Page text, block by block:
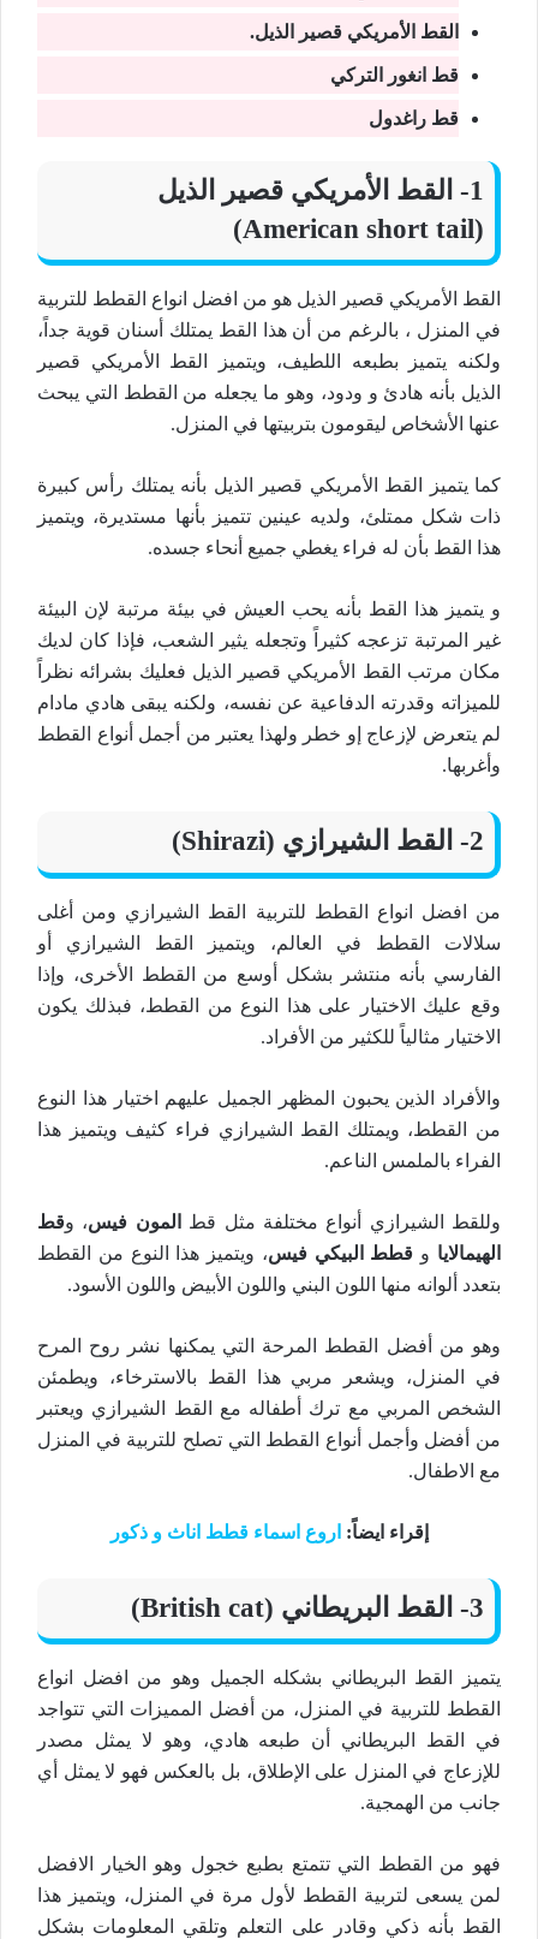
القط الأمريكي قصير الذيل.
قط انغور التركي
قط راغدول
1- القط الأمريكي قصير الذيل
(American short tail)
القط الأمريكي قصير الذيل هو من افضل انواع القطط للتربية
في المنزل ، بالرغم من أن هذا القط يمتلك أسنان قوية جداً،
ولكنه يتميز بطبعه اللطيف، ويتميز القط الأمريكي قصير
الذيل بأنه هادئ و ودود، وهو ما يجعله من القطط التي يبحث
عنها الأشخاص ليقومون بتربيتها في المنزل.
كما يتميز القط الأمريكي قصير الذيل بأنه يمتلك رأس كبيرة
ذات شكل ممتلئ، ولديه عينين تتميز بأنها مستديرة، ويتميز
هذا القط بأن له فراء يغطي جميع أنحاء جسده.
و يتميز هذا القط بأنه يحب العيش في بيئة مرتبة لإن البيئة
غير المرتبة تزعجه كثيراً وتجعله يثير الشعب، فإذا كان لديك
مكان مرتب القط الأمريكي قصير الذيل فعليك بشرائه نظراً
للميزاته وقدرته الدفاعية عن نفسه، ولكنه يبقى هادي مادام
لم يتعرض لإزعاج إو خطر ولهذا يعتبر من أجمل أنواع القطط
وأغربها.
2- القط الشيرازي (Shirazi)
من افضل انواع القطط للتربية القط الشيرازي ومن أغلى
سلالات القطط في العالم، ويتميز القط الشيرازي أو
الفارسي بأنه منتشر بشكل أوسع من القطط الأخرى، وإذا
وقع عليك الاختيار على هذا النوع من القطط، فبذلك يكون
الاختيار مثالياً للكثير من الأفراد.
والأفراد الذين يحبون المظهر الجميل عليهم اختيار هذا النوع
من القطط، ويمتلك القط الشيرازي فراء كثيف ويتميز هذا
الفراء بالملمس الناعم.
وللقط الشيرازي أنواع مختلفة مثل قط المون فيس، وقط
الهيمالايا و قطط البيكي فيس، ويتميز هذا النوع من القطط
بتعدد ألوانه منها اللون البني واللون الأبيض واللون الأسود.
وهو من أفضل القطط المرحة التي يمكنها نشر روح المرح
في المنزل، ويشعر مربي هذا القط بالاسترخاء، ويطمئن
الشخص المربي مع ترك أطفاله مع القط الشيرازي ويعتبر
من أفضل وأجمل أنواع القطط التي تصلح للتربية في المنزل
مع الاطفال.
إقراء ايضاً: اروع اسماء قطط اناث و ذكور
3- القط البريطاني (British cat)
يتميز القط البريطاني بشكله الجميل وهو من افضل انواع
القطط للتربية في المنزل، من أفضل المميزات التي تتواجد
في القط البريطاني أن طبعه هادي، وهو لا يمثل مصدر
للإزعاج في المنزل على الإطلاق، بل بالعكس فهو لا يمثل أي
جانب من الهمجية.
فهو من القطط التي تتمتع بطبع خجول وهو الخيار الافضل
لمن يسعى لتربية القطط لأول مرة في المنزل، ويتميز هذا
القط بأنه ذكي وقادر على التعلم وتلقي المعلومات بشكل